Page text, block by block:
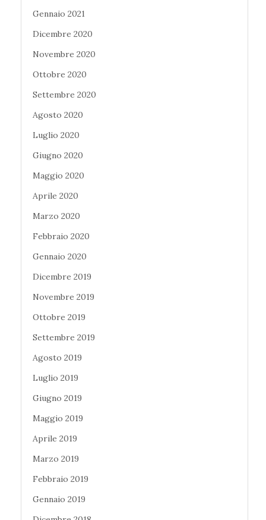
Gennaio 2021
Dicembre 2020
Novembre 2020
Ottobre 2020
Settembre 2020
Agosto 2020
Luglio 2020
Giugno 2020
Maggio 2020
Aprile 2020
Marzo 2020
Febbraio 2020
Gennaio 2020
Dicembre 2019
Novembre 2019
Ottobre 2019
Settembre 2019
Agosto 2019
Luglio 2019
Giugno 2019
Maggio 2019
Aprile 2019
Marzo 2019
Febbraio 2019
Gennaio 2019